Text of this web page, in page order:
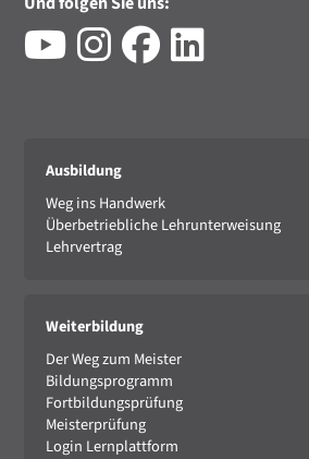
Ausbildung
Weg ins Handwerk
Überbetriebliche Lehrunterweisung
Lehrvertrag
Weiterbildung
Der Weg zum Meister
Bildungsprogramm
Fortbildungsprüfung
Meisterprüfung
Login Lernplattform